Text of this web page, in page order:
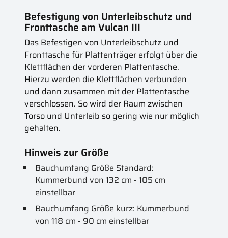
Befestigung von Unterleibschutz und
Fronttasche am Vulcan III
Das Befestigen von Unterleibschutz und
Fronttasche für Plattenträger erfolgt über die
Klettflächen der vorderen Plattentasche.
Hierzu werden die Klettflächen verbunden
und dann zusammen mit der Plattentasche
verschlossen. So wird der Raum zwischen
Torso und Unterleib so gering wie nur möglich
gehalten.
Hinweis zur Größe
Bauchumfang Größe Standard:
Kummerbund von 132 cm - 105 cm
einstellbar
Bauchumfang Größe kurz: Kummerbund
von 118 cm - 90 cm einstellbar